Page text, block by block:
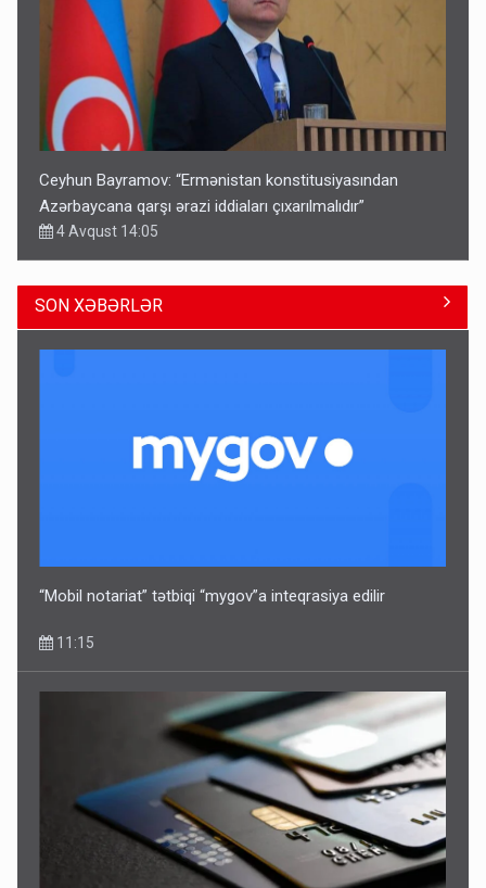
Ceyhun Bayramov: “Ermənistan konstitusiyasından
Azərbaycana qarşı ərazi iddiaları çıxarılmalıdır”
4 Avqust 14:05
Ərdoğana sui-qəsd planının iştirakçısı detalları açıqladı
SON XƏBƏRLƏR
“Mobil notariat” tətbiqi “mygov”a inteqrasiya edilir
11:15